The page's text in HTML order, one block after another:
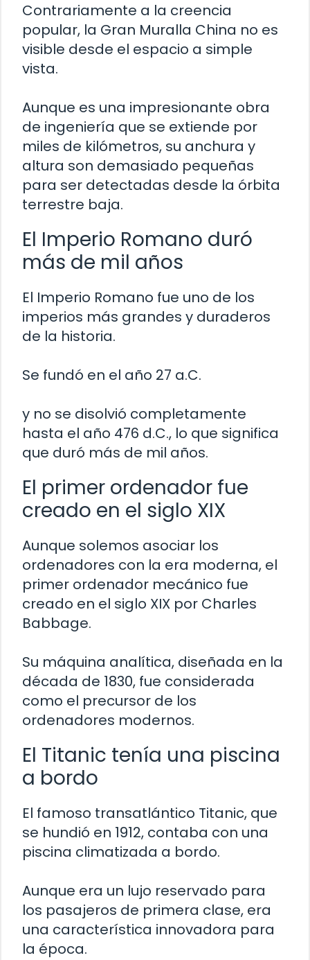
Contrariamente a la creencia
popular, la Gran Muralla China no es
visible desde el espacio a simple
vista.
Aunque es una impresionante obra
de ingeniería que se extiende por
miles de kilómetros, su anchura y
altura son demasiado pequeñas
para ser detectadas desde la órbita
terrestre baja.
El Imperio Romano duró
más de mil años
El Imperio Romano fue uno de los
imperios más grandes y duraderos
de la historia.
Se fundó en el año 27 a.C.
y no se disolvió completamente
hasta el año 476 d.C., lo que significa
que duró más de mil años.
El primer ordenador fue
creado en el siglo XIX
Aunque solemos asociar los
ordenadores con la era moderna, el
primer ordenador mecánico fue
creado en el siglo XIX por Charles
Babbage.
Su máquina analítica, diseñada en la
década de 1830, fue considerada
como el precursor de los
ordenadores modernos.
El Titanic tenía una piscina
a bordo
El famoso transatlántico Titanic, que
se hundió en 1912, contaba con una
piscina climatizada a bordo.
Aunque era un lujo reservado para
los pasajeros de primera clase, era
una característica innovadora para
la época.